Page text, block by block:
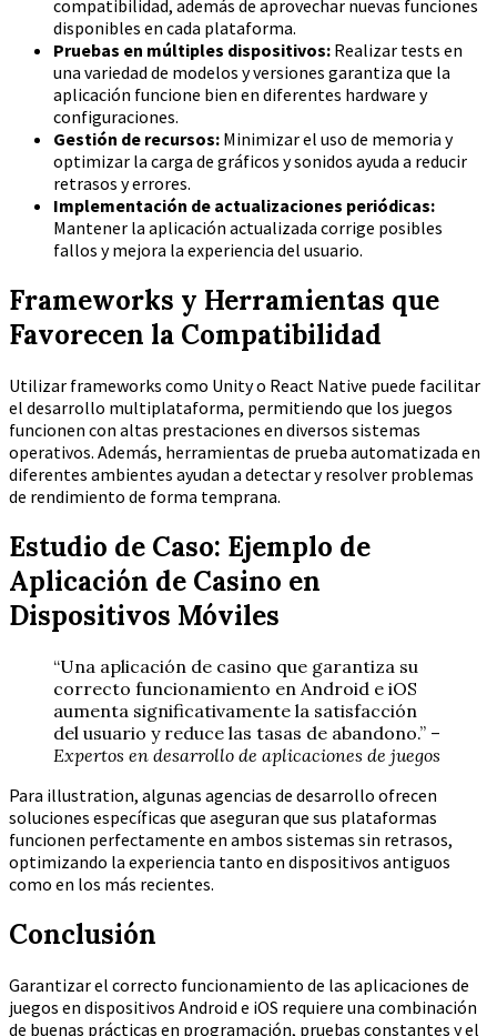
compatibilidad, además de aprovechar nuevas funciones
disponibles en cada plataforma.
Pruebas en múltiples dispositivos: Realizar tests en
una variedad de modelos y versiones garantiza que la
aplicación funcione bien en diferentes hardware y
configuraciones.
Gestión de recursos: Minimizar el uso de memoria y
optimizar la carga de gráficos y sonidos ayuda a reducir
retrasos y errores.
Implementación de actualizaciones periódicas:
Mantener la aplicación actualizada corrige posibles
fallos y mejora la experiencia del usuario.
Frameworks y Herramientas que
Favorecen la Compatibilidad
Utilizar frameworks como Unity o React Native puede facilitar
el desarrollo multiplataforma, permitiendo que los juegos
funcionen con altas prestaciones en diversos sistemas
operativos. Además, herramientas de prueba automatizada en
diferentes ambientes ayudan a detectar y resolver problemas
de rendimiento de forma temprana.
Estudio de Caso: Ejemplo de
Aplicación de Casino en
Dispositivos Móviles
“Una aplicación de casino que garantiza su
correcto funcionamiento en Android e iOS
aumenta significativamente la satisfacción
del usuario y reduce las tasas de abandono.” –
Expertos en desarrollo de aplicaciones de juegos
Para illustration, algunas agencias de desarrollo ofrecen
soluciones específicas que aseguran que sus plataformas
funcionen perfectamente en ambos sistemas sin retrasos,
optimizando la experiencia tanto en dispositivos antiguos
como en los más recientes.
Conclusión
Garantizar el correcto funcionamiento de las aplicaciones de
juegos en dispositivos Android e iOS requiere una combinación
de buenas prácticas en programación, pruebas constantes y el